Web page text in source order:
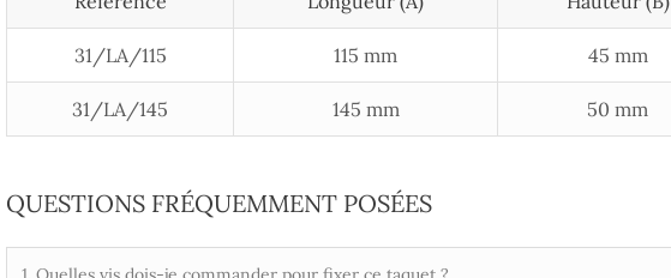
31/LA/115 115 mm 45 mm
31/LA/145 145 mm 50 mm
QUESTIONS FRÉQUEMMENT POSÉES